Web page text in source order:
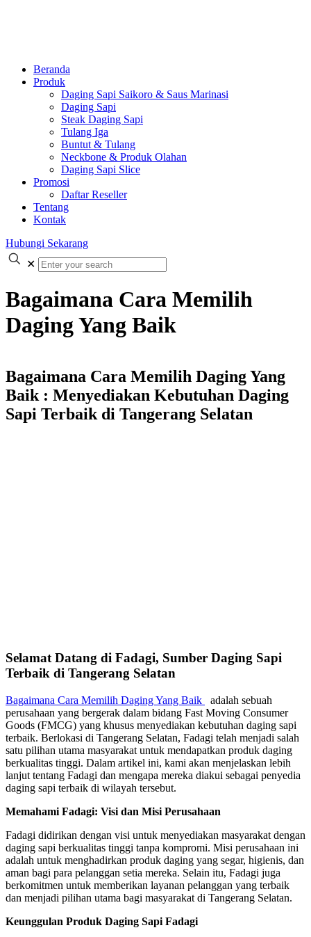
Beranda
Produk
Daging Sapi Saikoro & Saus Marinasi
Daging Sapi
Steak Daging Sapi
Tulang Iga
Buntut & Tulang
Neckbone & Produk Olahan
Daging Sapi Slice
Promosi
Daftar Reseller
Tentang
Kontak
Hubungi Sekarang
✕
Bagaimana Cara Memilih
Daging Yang Baik
Bagaimana Cara Memilih Daging Yang
Baik : Menyediakan Kebutuhan Daging
Sapi Terbaik di Tangerang Selatan
Selamat Datang di Fadagi, Sumber Daging Sapi
Terbaik di Tangerang Selatan
Bagaimana Cara Memilih Daging Yang Baik
adalah sebuah
perusahaan yang bergerak dalam bidang Fast Moving Consumer
Goods (FMCG) yang khusus menyediakan kebutuhan daging sapi
terbaik. Berlokasi di Tangerang Selatan, Fadagi telah menjadi salah
satu pilihan utama masyarakat untuk mendapatkan produk daging
berkualitas tinggi. Dalam artikel ini, kami akan menjelaskan lebih
lanjut tentang Fadagi dan mengapa mereka diakui sebagai penyedia
daging sapi terbaik di wilayah tersebut.
Memahami Fadagi: Visi dan Misi Perusahaan
Fadagi didirikan dengan visi untuk menyediakan masyarakat dengan
daging sapi berkualitas tinggi tanpa kompromi. Misi perusahaan ini
adalah untuk menghadirkan produk daging yang segar, higienis, dan
aman bagi para pelanggan setia mereka. Selain itu, Fadagi juga
berkomitmen untuk memberikan layanan pelanggan yang terbaik
dan menjadi pilihan utama bagi masyarakat di Tangerang Selatan.
Keunggulan Produk Daging Sapi Fadagi